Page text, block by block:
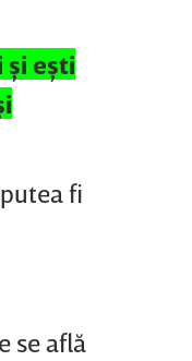
şi eşti
fi
se află